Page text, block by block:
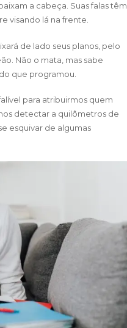
a cabeça. Suas falas têm
visando lá na frente.
de lado seus planos, pelo
Não o mata, mas sabe
que programou.
para atribuirmos quem
detectar a quilômetros de
esquivar de algumas